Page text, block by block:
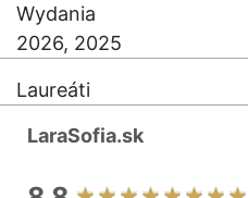
Wydania
2026, 2025
Laureáti
LaraSofia.sk